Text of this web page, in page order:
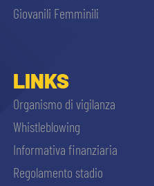
Giovanili Femminili
LINKS
Organismo di vigilanza
Whistleblowing
Informativa finanziaria
Regolamento stadio